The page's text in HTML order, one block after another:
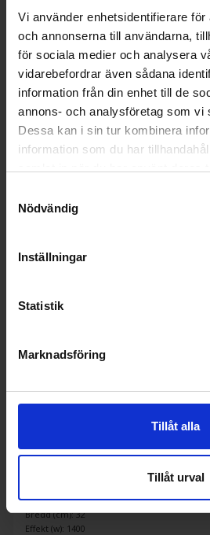
Vi använder enhetsidentifierare
och annonserna till användarna,
för sociala medier och analysera
vidarebefordrar även sådana
information från din enhet till de
annons- och analysföretag som vi
Dessa kan i sin tur kombinera
information som du har
Nödvändig
Inställningar
Statistik
Marknadsföring
Tillåt alla
Tillåt urval
Elgrill
Princess112250 Elektrisk grill
Effekt (w): 2200
Termometer i lock (Ja/Nej): Nej
112240 Hybrid BBQ Grill
Bredd (cm): 32
Effekt (w): 1400